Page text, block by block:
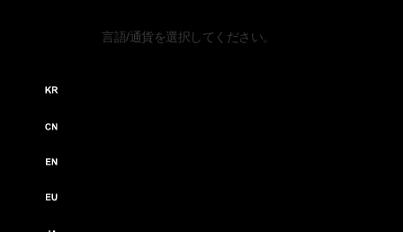
言語/通貨を選択してください。